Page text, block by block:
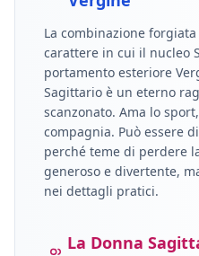
La combinazione
carattere in cui il nucleo
portamento esteriore
Sagittario è un eterno
scanzonato. Ama lo
compagnia. Può essere
perché teme di perdere
generoso e divertente,
nei dettagli pratici.
La Donna